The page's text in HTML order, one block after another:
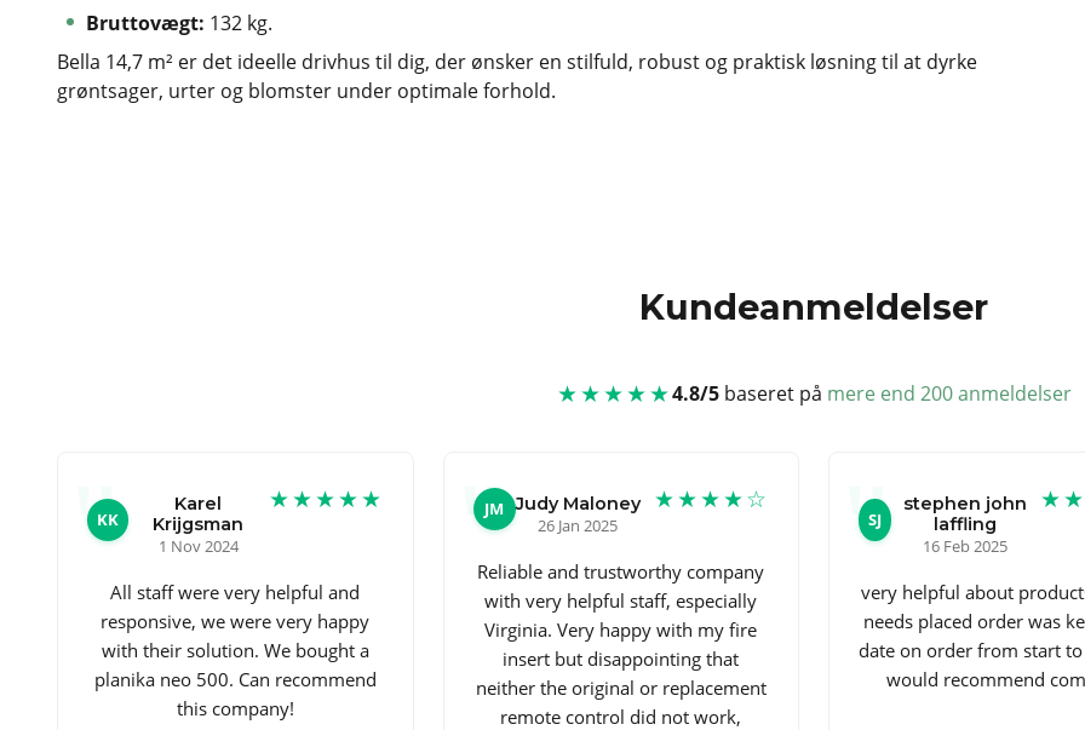
Bruttovægt: 132 kg.
Bella 14,7 m² er det ideelle drivhus til dig, der ønsker en stilfuld, robust og praktisk løsning til at dyrke
grøntsager, urter og blomster under optimale forhold.
Kundeanmeldelser
★★★★★4.8/5baseret på mere end 200 anmeldelser
KK
Karel
Krijgsman
1 Nov 2024
★★★★★
All staff were very helpful and
responsive, we were very happy
with their solution. We bought a
planika neo 500. Can recommend
this company!
JM Judy Maloney
26 Jan 2025
★★★★☆
Reliable and trustworthy company
with very helpful staff, especially
Virginia. Very happy with my fire
insert but disappointing that
neither the original or replacement
remote control did not work,
SJ
stephen john
laffling
16 Feb 2025
very helpful about
needs placed order was
date on order from start
would recommend